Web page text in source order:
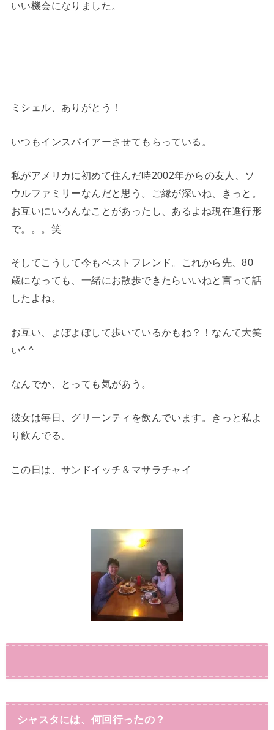
いい機会になりました。
ミシェル、ありがとう！
いつもインスパイアーさせてもらっている。
私がアメリカに初めて住んだ時2002年からの友人、ソ
ウルファミリーなんだと思う。ご縁が深いね、きっと。
お互いにいろんなことがあったし、あるよね現在進行形
で。。。笑
そしてこうして今もベストフレンド。これから先、80
歳になっても、一緒にお散歩できたらいいねと言って話
したよね。
お互い、よぼよぼして歩いているかもね？！なんて大笑
い^ ^
なんでか、とっても気があう。
彼女は毎日、グリーンティを飲んでいます。きっと私よ
り飲んでる。
この日は、サンドイッチ＆マサラチャイ
シャスタには、何回行ったの？